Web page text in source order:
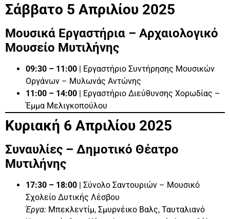
Σάββατο 5 Απριλίου 2025
Μουσικά Εργαστήρια – Αρχαιολογικό
Μουσείο Μυτιλήνης
09:30 – 11:00 | Εργαστήριο Συντήρησης Μουσικών
Οργάνων – Μυλωνάς Αντώνης
11:00 – 14:00 | Εργαστήριο Διεύθυνσης Χορωδίας –
Έμμα Μελιγκοπούλου
Κυριακή 6 Απριλίου 2025
Συναυλίες – Δημοτικό Θέατρο
Μυτιλήνης
17:30 – 18:00 | Σύνολο Σαντουριών – Μουσικό
Σχολείο Δυτικής Λέσβου
Έργα: Μπεκλεντίμ, Σμυρνέικο Βαλς, Ταυταλιανό